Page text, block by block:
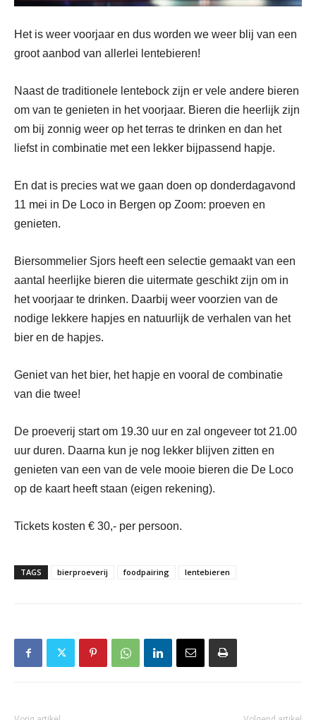
Het is weer voorjaar en dus worden we weer blij van een
groot aanbod van allerlei lentebieren!
Naast de traditionele lentebock zijn er vele andere bieren
om van te genieten in het voorjaar. Bieren die heerlijk zijn
om bij zonnig weer op het terras te drinken en dan het
liefst in combinatie met een lekker bijpassend hapje.
En dat is precies wat we gaan doen op donderdagavond
11 mei in De Loco in Bergen op Zoom: proeven en
genieten.
Biersommelier Sjors heeft een selectie gemaakt van een
aantal heerlijke bieren die uitermate geschikt zijn om in
het voorjaar te drinken. Daarbij weer voorzien van de
nodige lekkere hapjes en natuurlijk de verhalen van het
bier en de hapjes.
Geniet van het bier, het hapje en vooral de combinatie
van die twee!
De proeverij start om 19.30 uur en zal ongeveer tot 21.00
uur duren. Daarna kun je nog lekker blijven zitten en
genieten van een van de vele mooie bieren die De Loco
op de kaart heeft staan (eigen rekening).
Tickets kosten € 30,- per persoon.
TAGS bierproeverij foodpairing lentebieren